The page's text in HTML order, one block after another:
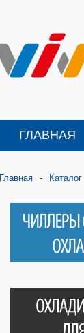
ГЛАВНАЯ
Главная - Каталог